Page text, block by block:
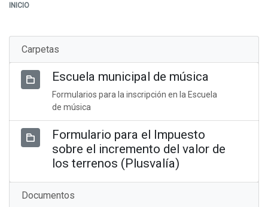
INICIO
Carpetas
Escuela municipal de música
Formularios para la inscripción en la Escuela
de música
Formulario para el Impuesto
sobre el incremento del valor de
los terrenos (Plusvalía)
Documentos